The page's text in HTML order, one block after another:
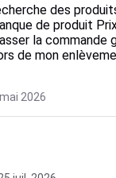
des
de produit
la commande
de mon
2026